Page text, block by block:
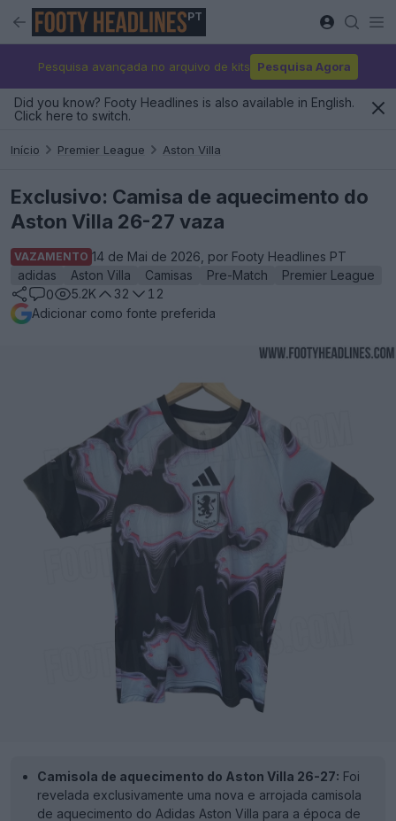
PT
Pesquisa avançada no arquivo de kits Pesquisa Agora
Did you know? Footy Headlines is also available in English.
Click here to switch.
Início Premier League Aston Villa
Exclusivo: Camisa de aquecimento do
Aston Villa 26-27 vaza
VAZAMENTO 14 de Mai de 2026, por Footy Headlines PT
adidas
Aston Villa Camisas Pre-Match
Premier League
0
5.2K 32
12
Adicionar como fonte preferida
Camisola de aquecimento do Aston Villa 26-27: Foi
revelada exclusivamente uma nova e arrojada camisola
de aquecimento do Adidas Aston Villa para a época de